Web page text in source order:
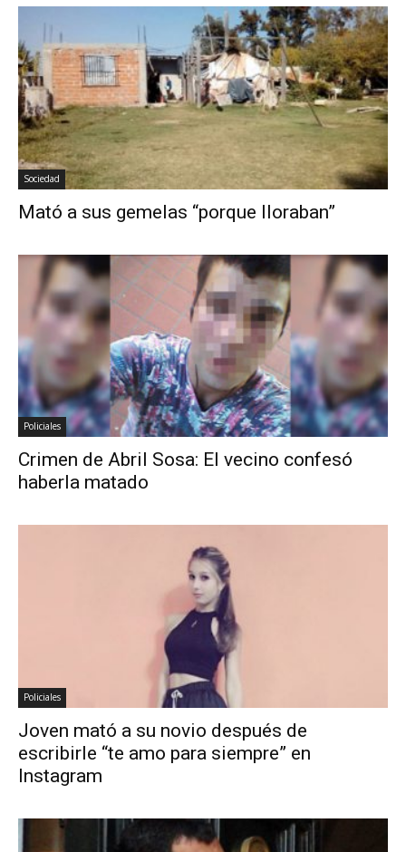
Sociedad
Mató a sus gemelas “porque lloraban”
Policiales
Crimen de Abril Sosa: El vecino confesó
haberla matado
Policiales
Joven mató a su novio después de
escribirle “te amo para siempre” en
Instagram